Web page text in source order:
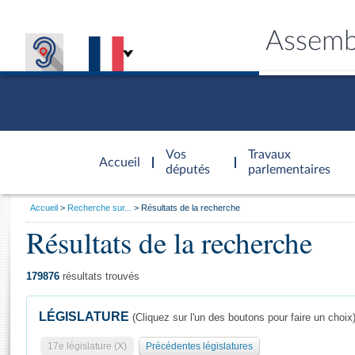
Accueil
d'accueil
Vos
députés
Travaux
parlementaires
Général
Vous
Accueil Recherche sur... Résultats de la recherche
Résultats de la recherche
179876 résultats trouvés
LÉGISLATURE (Cliquez sur l'un des boutons pour faire un choix)
17e législature (X) Précédentes législatures